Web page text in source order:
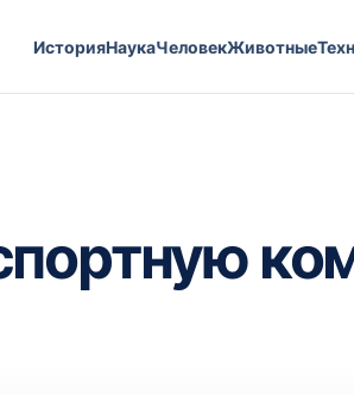
ИсторияНаукаЧеловекЖивотные